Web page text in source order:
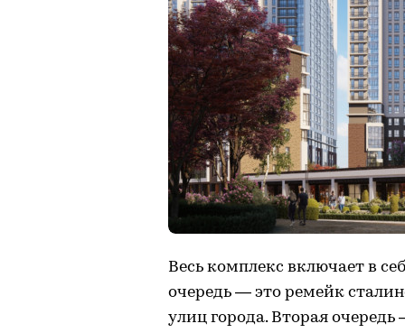
Весь комплекс включает в
очередь — это ремейк
улиц города. Вторая